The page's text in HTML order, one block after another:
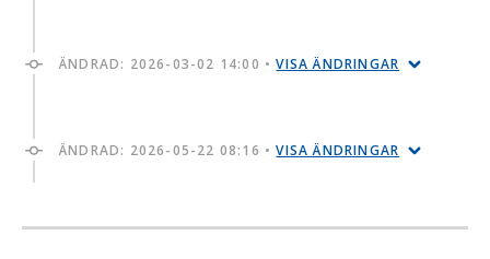
ÄNDRAD: 2026-03-02 14:00 •VISA ÄNDRINGAR
ÄNDRAD: 2026-05-22 08:16 •VISA ÄNDRINGAR